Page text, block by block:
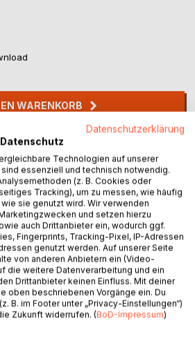
WARENKORB
Gefahren
Datenschutzerklärung
Technologien auf unserer
essenziell und technisch notwendig.
(z. B. Cookies oder
Tracking), um zu messen, wie häufig
sie genutzt wird. Wir verwenden
und setzen hierzu
auch Drittanbieter ein, wodurch ggf.
Fingerprints, Tracking-Pixel, IP-Adressen
genutzt werden. Auf unserer Seite
von anderen Anbietern ein (Video-
die weitere Datenverarbeitung und ein
Drittanbieter keinen Einfluss. Mit deiner
oben beschriebenen Vorgänge ein. Du
B. im Footer unter „Privacy-Einstellungen“)
Zukunft widerrufen. (BoD-Impressum)